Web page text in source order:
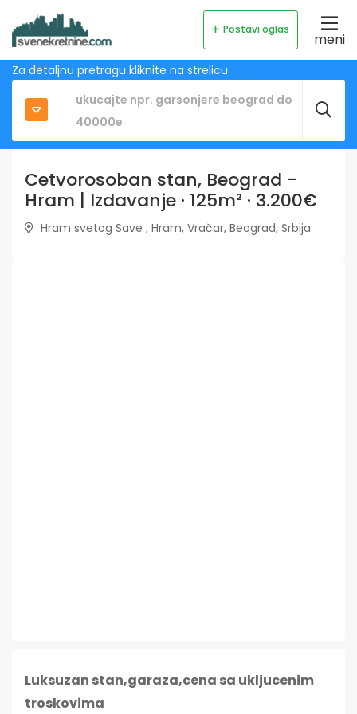
Postavi oglas
meni
Za detaljnu pretragu kliknite na strelicu
Cetvorosoban stan, Beograd -
Hram | Izdavanje · 125m² · 3.200€
Hram svetog Save , Hram, Vračar, Beograd, Srbija
Luksuzan stan,garaza,cena sa ukljucenim
troskovima